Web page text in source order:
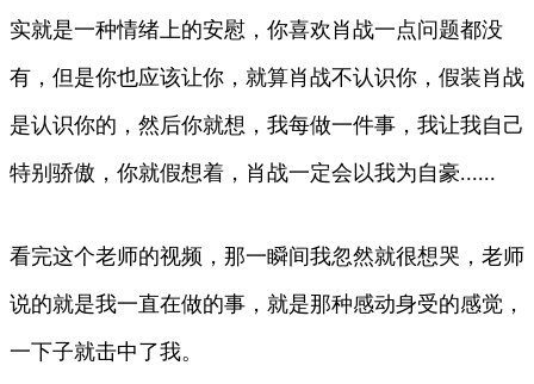
实就是一种情绪上的安慰，你喜欢肖战一点问题都没
有，但是你也应该让你，就算肖战不认识你，假装肖战
是认识你的，然后你就想，我每做一件事，我让我自己
特别骄傲，你就假想着，肖战一定会以我为自豪......
看完这个老师的视频，那一瞬间我忽然就很想哭，老师
说的就是我一直在做的事，就是那种感动身受的感觉，
一下子就击中了我。